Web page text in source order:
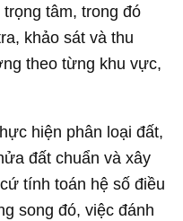
tâm, trong đó
khảo sát và thu
theo từng khu vực,
hiện phân loại đất,
đất chuẩn và xây
tính toán hệ số điều
song đó, việc đánh